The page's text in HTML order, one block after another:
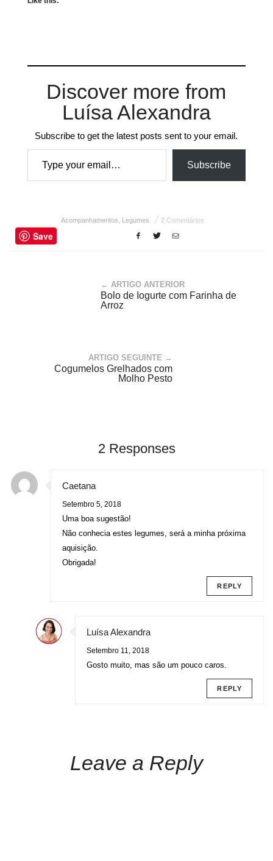
Discover more from
Luísa Alexandra
Subscribe to get the latest posts sent to your email.
Type your email…
Subscribe
Acompanhamentos Legumes 2 Comentários
Save
← ARTIGO ANTERIOR
Bolo de Iogurte com Farinha de
Arroz
ARTIGO SEGUINTE →
Cogumelos Grelhados com
Molho Pesto
2 Responses
Caetana
Setembro 5, 2018
Uma boa sugestão!
Não conhecia estes legumes, será a minha próxima
aquisição.
Obrigada!
REPLY
Luísa Alexandra
Setembro 11, 2018
Gosto muito, mas são um pouco caros.
REPLY
Leave a Reply